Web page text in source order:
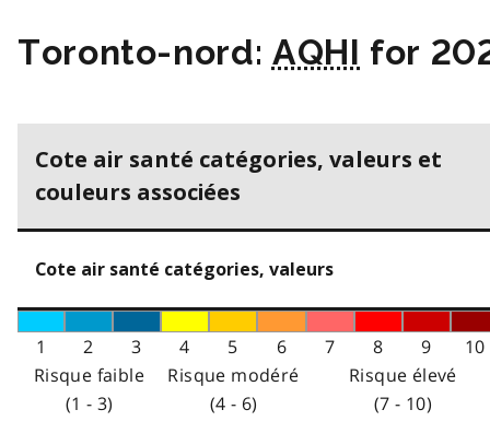
Toronto-nord: AQHI for
Cote air santé catégories, valeurs et
couleurs associées
Cote air santé catégories, valeurs
1 2 3 4 5 6 7 8 9
10
Risque faible
(1 - 3)
Risque modéré
(4 - 6)
Risque élevé
(7 - 10)